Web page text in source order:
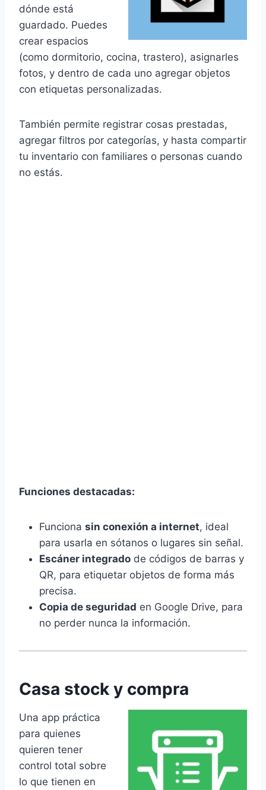
dónde está
guardado. Puedes
crear espacios
(como dormitorio, cocina, trastero), asignarles
fotos, y dentro de cada uno agregar objetos
con etiquetas personalizadas.
También permite registrar cosas prestadas,
agregar filtros por categorías, y hasta compartir
tu inventario con familiares o personas cuando
no estás.
Funciones destacadas:
Funciona sin conexión a internet, ideal
para usarla en sótanos o lugares sin señal.
Escáner integrado de códigos de barras y
QR, para etiquetar objetos de forma más
precisa.
Copia de seguridad en Google Drive, para
no perder nunca la información.
Casa stock y compra
Una app práctica
para quienes
quieren tener
control total sobre
lo que tienen en